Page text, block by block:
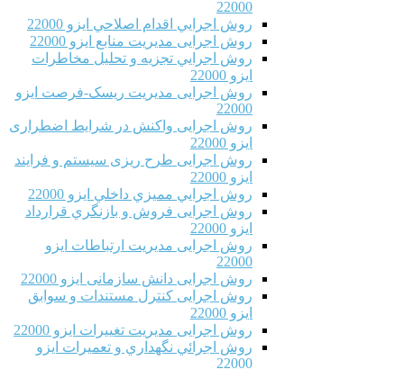
22000
روش اجرايي اقدام اصلاحي ایزو 22000
روش اجرایی مدیریت منابع ایزو 22000
روش اجرايي تجزیه و تحلیل مخاطرات
ایزو 22000
روش اجرایی مدیریت ریسک-فرصت ایزو
22000
روش اجرایی واکنش در شرایط اضطراری
ایزو 22000
روش اجرایی طرح ریزی سیستم و فرایند
ایزو 22000
روش اجرايي مميزي داخلي ایزو 22000
روش اجرایی فروش و بازنگري قرارداد
ایزو 22000
روش اجرایی مدیریت ارتباطات ایزو
22000
روش اجرایی دانش سازمانی ایزو 22000
روش اجرایی کنترل مستندات و سوابق
ایزو 22000
روش اجرایی مدیریت تغییرات ایزو 22000
روش اجرائي نگهداري و تعميرات ایزو
22000